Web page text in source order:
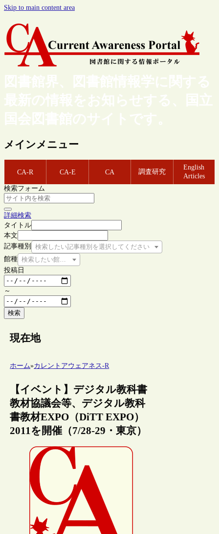
Skip to main content area
図書館界、図書館情報学に関する
最新の情報をお知らせする、国立
国会図書館のサイトです。
メインメニュー
CA-R CA-E CA 調査研究
English
Articles
検索フォーム
詳細検索
タイトル
本文
記事種別
検索したい記事種別を選択してください
館種 検索したい館種を選択してください
投稿日
～
検索
現在地
ホーム»カレントアウェアネス-R
【イベント】デジタル教科書
教材協議会等、デジタル教科
書教材EXPO（DiTT EXPO）
2011を開催（7/28-29・東京）